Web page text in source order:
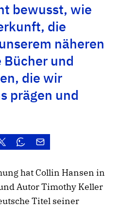
bewusst, wie
die
näheren
und
die wir
prägen und
hat Collin Hansen in
Autor Timothy Keller
Titel seiner